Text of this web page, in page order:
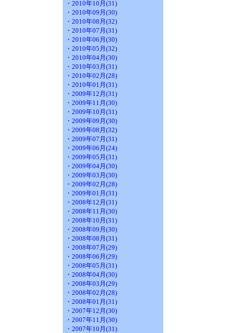
・2010年10月(31)
・2010年09月(30)
・2010年08月(32)
・2010年07月(31)
・2010年06月(30)
・2010年05月(32)
・2010年04月(30)
・2010年03月(31)
・2010年02月(28)
・2010年01月(31)
・2009年12月(31)
・2009年11月(30)
・2009年10月(31)
・2009年09月(30)
・2009年08月(32)
・2009年07月(31)
・2009年06月(24)
・2009年05月(31)
・2009年04月(30)
・2009年03月(30)
・2009年02月(28)
・2009年01月(31)
・2008年12月(31)
・2008年11月(30)
・2008年10月(31)
・2008年09月(30)
・2008年08月(31)
・2008年07月(29)
・2008年06月(29)
・2008年05月(31)
・2008年04月(30)
・2008年03月(29)
・2008年02月(28)
・2008年01月(31)
・2007年12月(30)
・2007年11月(30)
・2007年10月(31)